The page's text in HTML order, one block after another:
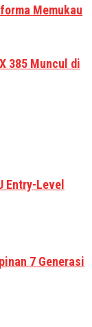
Memukau
385 Muncul di
Entry-Level
7 Generasi